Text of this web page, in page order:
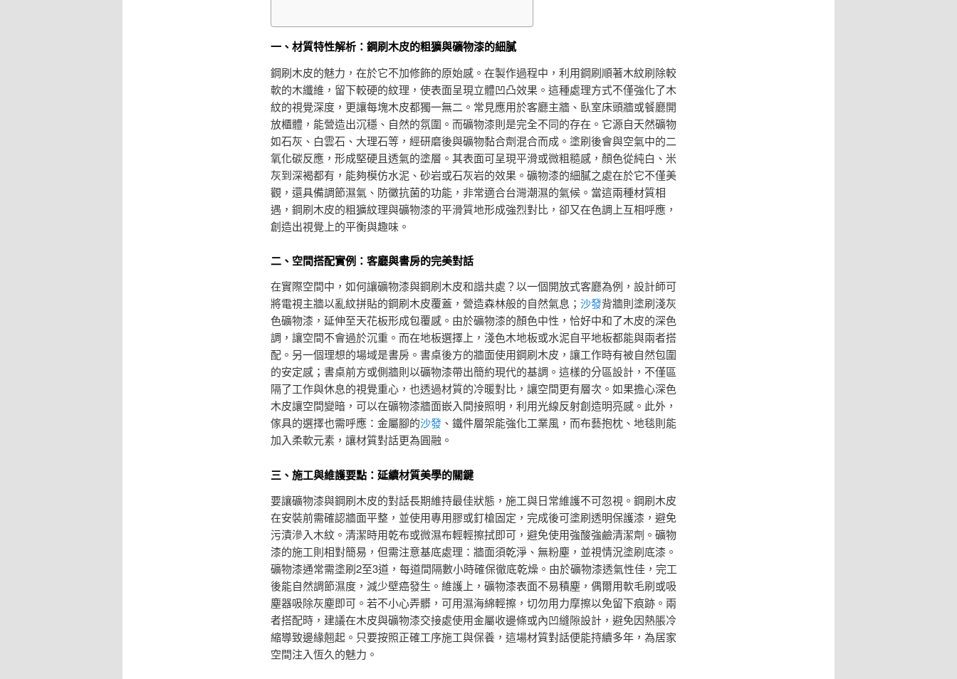
一、材質特性解析：鋼刷木皮的粗獷與礦物漆的細膩
鋼刷木皮的魅力，在於它不加修飾的原始感。在製作過程中，利用鋼刷順著木紋刷除較
軟的木纖維，留下較硬的紋理，使表面呈現立體凹凸效果。這種處理方式不僅強化了木
紋的視覺深度，更讓每塊木皮都獨一無二。常見應用於客廳主牆、臥室床頭牆或餐廳開
放櫃體，能營造出沉穩、自然的氛圍。而礦物漆則是完全不同的存在。它源自天然礦物
如石灰、白雲石、大理石等，經研磨後與礦物黏合劑混合而成。塗刷後會與空氣中的二
氧化碳反應，形成堅硬且透氣的塗層。其表面可呈現平滑或微粗糙感，顏色從純白、米
灰到深褐都有，能夠模仿水泥、砂岩或石灰岩的效果。礦物漆的細膩之處在於它不僅美
觀，還具備調節濕氣、防黴抗菌的功能，非常適合台灣潮濕的氣候。當這兩種材質相
遇，鋼刷木皮的粗獷紋理與礦物漆的平滑質地形成強烈對比，卻又在色調上互相呼應，
創造出視覺上的平衡與趣味。
二、空間搭配實例：客廳與書房的完美對話
在實際空間中，如何讓礦物漆與鋼刷木皮和諧共處？以一個開放式客廳為例，設計師可
將電視主牆以亂紋拼貼的鋼刷木皮覆蓋，營造森林般的自然氣息； 沙發背牆則塗刷淺灰
色礦物漆，延伸至天花板形成包覆感。由於礦物漆的顏色中性，恰好中和了木皮的深色
調，讓空間不會過於沉重。而在地板選擇上，淺色木地板或水泥自平地板都能與兩者搭
配。另一個理想的場域是書房。書桌後方的牆面使用鋼刷木皮，讓工作時有被自然包圍
的安定感；書桌前方或側牆則以礦物漆帶出簡約現代的基調。這樣的分區設計，不僅區
隔了工作與休息的視覺重心，也透過材質的冷暖對比，讓空間更有層次。如果擔心深色
木皮讓空間變暗，可以在礦物漆牆面嵌入間接照明，利用光線反射創造明亮感。此外，
傢具的選擇也需呼應：金屬腳的沙發、鐵件層架能強化工業風，而布藝抱枕、地毯則能
加入柔軟元素，讓材質對話更為圓融。
三、施工與維護要點：延續材質美學的關鍵
要讓礦物漆與鋼刷木皮的對話長期維持最佳狀態，施工與日常維護不可忽視。鋼刷木皮
在安裝前需確認牆面平整，並使用專用膠或釘槍固定，完成後可塗刷透明保護漆，避免
污漬滲入木紋。清潔時用乾布或微濕布輕輕擦拭即可，避免使用強酸強鹼清潔劑。礦物
漆的施工則相對簡易，但需注意基底處理：牆面須乾淨、無粉塵，並視情況塗刷底漆。
礦物漆通常需塗刷2至3道，每道間隔數小時確保徹底乾燥。由於礦物漆透氣性佳，完工
後能自然調節濕度，減少壁癌發生。維護上，礦物漆表面不易積塵，偶爾用軟毛刷或吸
塵器吸除灰塵即可。若不小心弄髒，可用濕海綿輕擦，切勿用力摩擦以免留下痕跡。兩
者搭配時，建議在木皮與礦物漆交接處使用金屬收邊條或內凹縫隙設計，避免因熱脹冷
縮導致邊緣翹起。只要按照正確工序施工與保養，這場材質對話便能持續多年，為居家
空間注入恆久的魅力。